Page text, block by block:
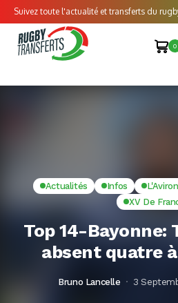
Suivez toute l'actualité et transferts du
0
Actualités Infos
XV De
Top 14-Bayonne:
absent quatre
Bruno Lancelle 3